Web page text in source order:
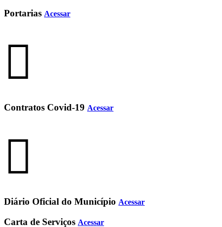
Portarias Acessar
Contratos Covid-19 Acessar
Diário Oficial do Município Acessar
Carta de Serviços Acessar